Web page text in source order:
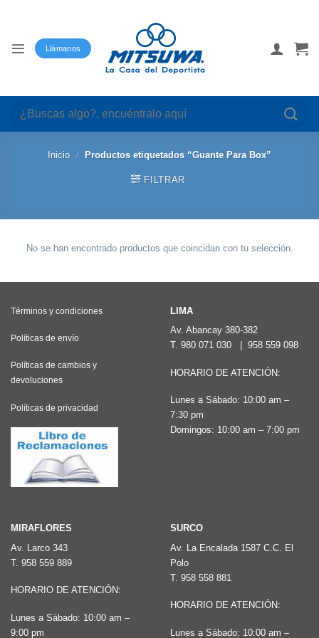
Llámanos
Buscar
por:
Inicio / Productos etiquetados “Guante Para Box”
FILTRAR
No se han encontrado productos que coincidan con tu selección.
Términos y condiciones
Políticas de envío
Políticas de cambios y
devoluciones
Políticas de privacidad
LIMA
Av. Abancay 380-382
T. 980 071 030 958 559 098
HORARIO DE ATENCIÓN:
Lunes a Sábado: 10:00 am –
7:30 pm
Domingos: 10:00 am – 7:00 pm
MIRAFLORES
Av. Larco 343
T. 958 559 889
HORARIO DE ATENCIÓN:
Lunes a Sábado: 10:00 am –
9:00 pm
SURCO
Av. La Encalada 1587 C.C. El
Polo
T. 958 558 881
HORARIO DE ATENCIÓN:
Lunes a Sábado: 10:00 am –